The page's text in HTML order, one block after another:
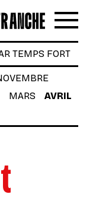
Menu
TEMPS FORT
MARS
AVRIL